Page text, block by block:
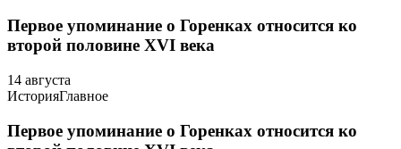
Первое упоминание о Горенках относится ко
второй половине XVI века
14 августа
ИсторияГлавное
Первое упоминание о Горенках относится ко